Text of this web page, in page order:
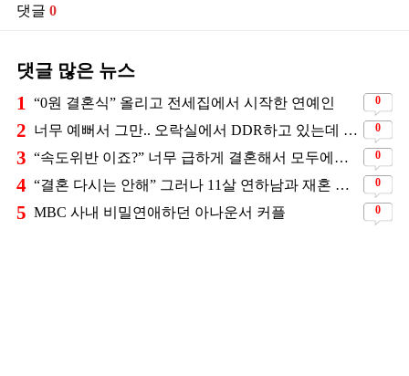
댓글 0
댓글 많은 뉴스
1 “0원 결혼식” 올리고 전세집에서 시작한 연예인 0
2 너무 예뻐서 그만.. 오락실에서 DDR하고 있는데 지나가던 이상민이 캐스팅했다는 연예인 0
3 “속도위반 이죠?” 너무 급하게 결혼해서 모두에게 의심 받았던 스타 0
4 “결혼 다시는 안해” 그러나 11살 연하남과 재혼 발표 0
5 MBC 사내 비밀연애하던 아나운서 커플 0